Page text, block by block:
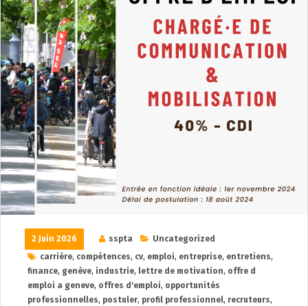
2 Juin 2026 sspta
Uncategorized
carrière, compétences, cv, emploi, entreprise, entretiens,
finance, genève, industrie, lettre de motivation, offre d
emploi a geneve, offres d'emploi, opportunités
professionnelles, postuler, profil professionnel, recruteurs,